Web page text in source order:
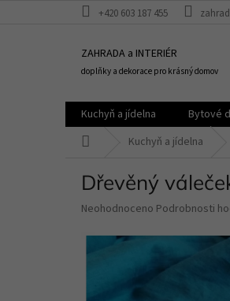
+420 603 187 455
ZAHRADA a INTERIÉR
doplňky a dekorace pro krásný domov
Kuchyň a jídelna Bytové
Kuchyň a jídelna
Dřevěný
Průměrné
produktu
Neohodnoceno Podrobnosti